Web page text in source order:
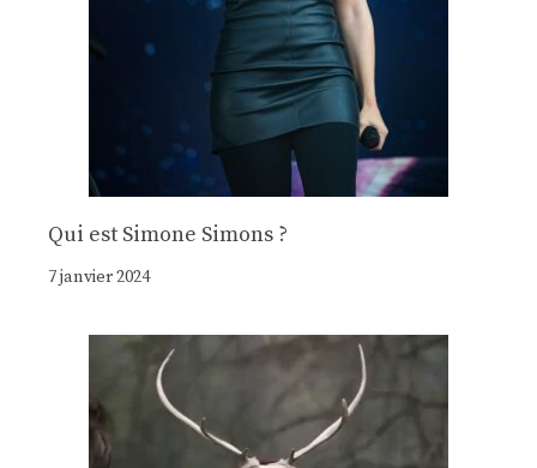
Qui est Simone Simons ?
7 janvier 2024